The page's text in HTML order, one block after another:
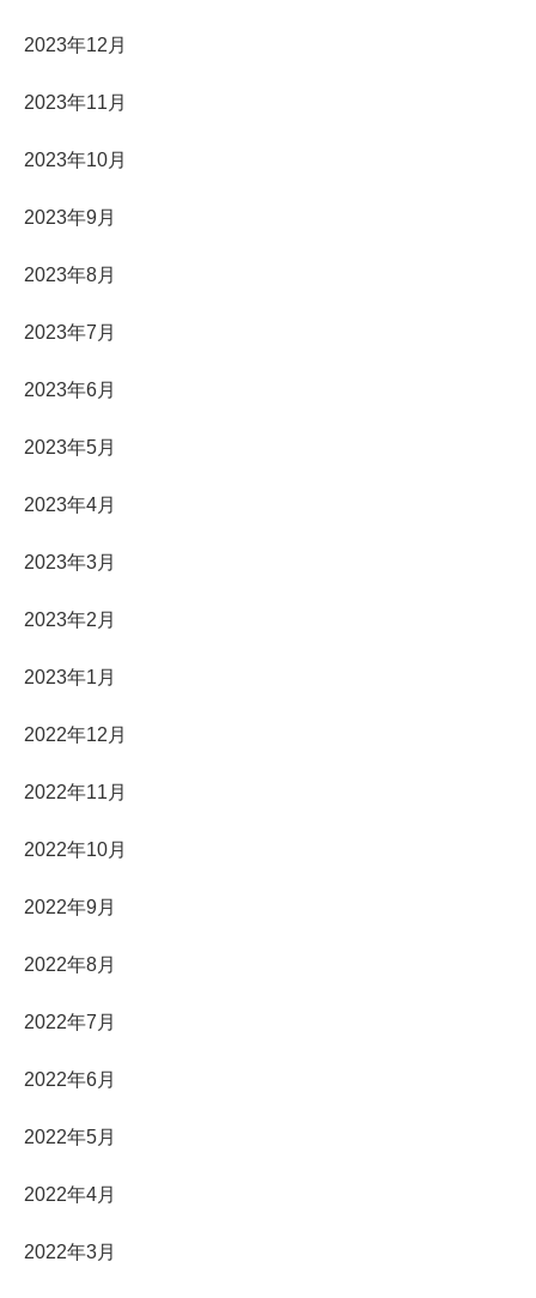
2023年12月
2023年11月
2023年10月
2023年9月
2023年8月
2023年7月
2023年6月
2023年5月
2023年4月
2023年3月
2023年2月
2023年1月
2022年12月
2022年11月
2022年10月
2022年9月
2022年8月
2022年7月
2022年6月
2022年5月
2022年4月
2022年3月